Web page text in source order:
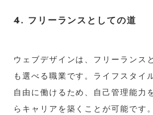
4. フリーランスとしての道
ウェブデザインは、フリーランス
も選べる職業です。ライフスタイ
自由に働けるため、自己管理能力
らキャリアを築くことが可能です